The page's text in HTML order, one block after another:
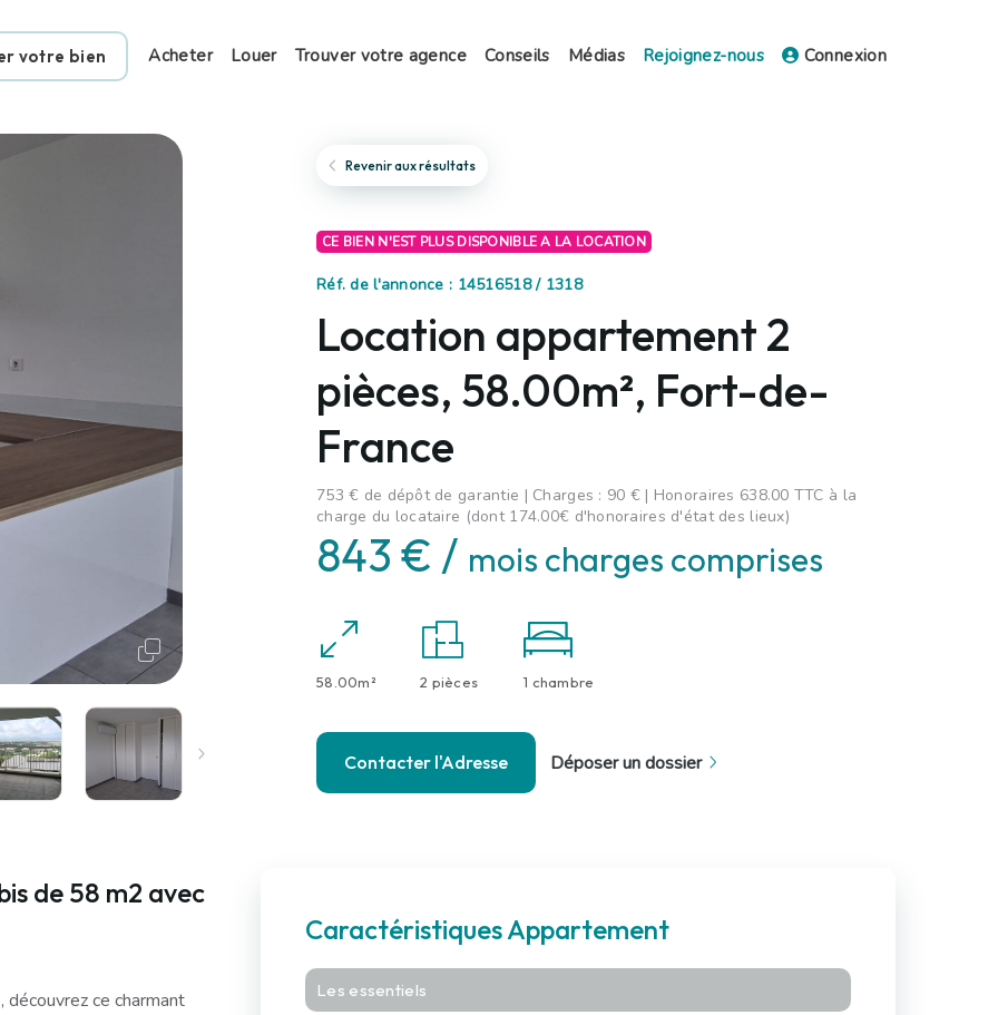
votre bien Acheter Louer Trouver votre agence Conseils Médias Rejoignez-nous Connexion
Revenir aux résultats
CE BIEN N'EST PLUS DISPONIBLE A LA LOCATION
Réf. de l'annonce : 14516518 / 1318
Location appartement 2
pièces, 58.00m², Fort-de-
France
753 € de dépôt de garantie | Charges : 90 € | Honoraires 638.00 TTC à la
charge du locataire (dont 174.00€ d'honoraires d'état des lieux)
843 € / mois charges comprises
58.00m² 2 pièces 1 chambre
Contacter l'Adresse Déposer un dossier
de 58 m2 avec
ce charmant
Caractéristiques Appartement
Les essentiels